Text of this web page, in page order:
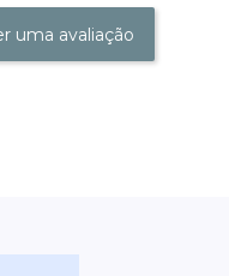
uma avaliação